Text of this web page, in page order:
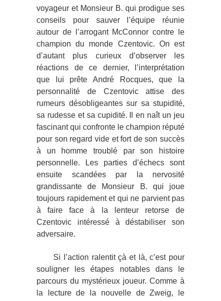
voyageur et Monsieur B. qui prodigue ses
conseils pour sauver l’équipe réunie
autour de l’arrogant McConnor contre le
champion du monde Czentovic. On est
d’autant plus curieux d’observer les
réactions de ce dernier, l’interprétation
que lui prête André Rocques, que la
personnalité de Czentovic attise des
rumeurs désobligeantes sur sa stupidité,
sa rudesse et sa cupidité. Il en naît un jeu
fascinant qui confronte le champion réputé
pour son regard vide et fort de son succès
à un homme troublé par son histoire
personnelle. Les parties d’échecs sont
ensuite scandées par la nervosité
grandissante de Monsieur B. qui joue
toujours rapidement et qui ne parvient pas
à faire face à la lenteur retorse de
Czentovic intéressé à déstabiliser son
adversaire.
Si l’action ralentit çà et là, c’est pour
souligner les étapes notables dans le
parcours du mystérieux joueur. Comme à
la lecture de la nouvelle de Zweig, le